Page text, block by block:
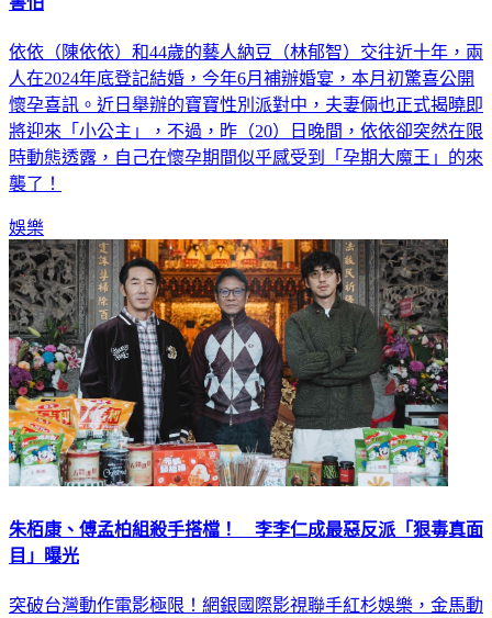
依依（陳依依）和44歲的藝人納豆（林郁智）交往近十年，兩
人在2024年底登記結婚，今年6月補辦婚宴，本月初驚喜公開
懷孕喜訊。近日舉辦的寶寶性別派對中，夫妻倆也正式揭曉即
將迎來「小公主」，不過，昨（20）日晚間，依依卻突然在限
時動態透露，自己在懷孕期間似乎感受到「孕期大魔王」的來
襲了！
娛樂
朱栢康、傅孟柏組殺手搭檔！ 李李仁成最惡反派「狠毒真面
目」曝光
突破台灣動作電影極限！網銀國際影視聯手紅杉娛樂，金馬動